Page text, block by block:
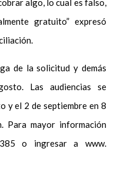
algo, lo cual es falso,
gratuito” expresó
de la solicitud y demás
Las audiencias se
y el 2 de septiembre en 8
Para mayor información
o ingresar a www.